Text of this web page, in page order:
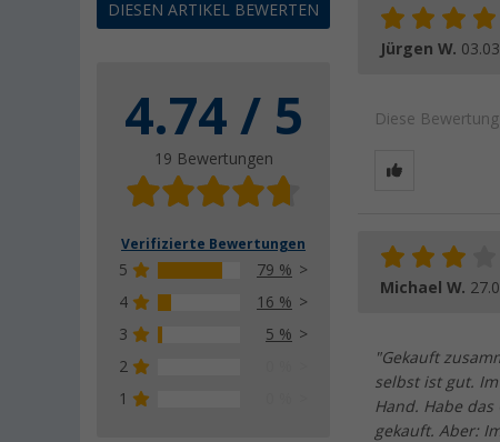
DIESEN ARTIKEL BEWERTEN
4.74 / 5
19 Bewertungen
Verifizierte Bewertungen
5
79 %
4
16 %
3
5 %
2
1
Jürgen W.
Diese
Michael W.
"Gekauft
selbst ist gut.
Hand. Habe
gekauft. Aber: